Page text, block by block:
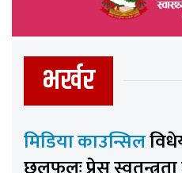
भर्खर
मिडिया काउन्सिल